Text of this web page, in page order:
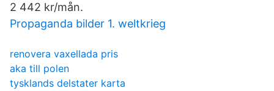
2 442 kr/mån.
Propaganda bilder 1. weltkrieg
renovera vaxellada pris
aka till polen
tysklands delstater karta